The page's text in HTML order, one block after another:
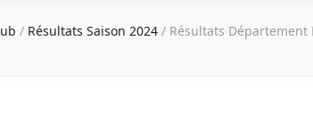
/ Résultats Saison 2024 / Résultats Département